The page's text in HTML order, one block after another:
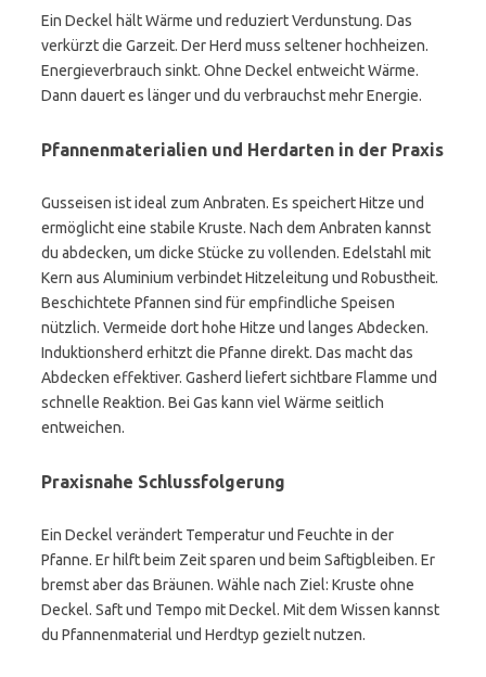
Ein Deckel hält Wärme und reduziert Verdunstung. Das
verkürzt die Garzeit. Der Herd muss seltener hochheizen.
Energieverbrauch sinkt. Ohne Deckel entweicht Wärme.
Dann dauert es länger und du verbrauchst mehr Energie.
Pfannenmaterialien und Herdarten in der Praxis
Gusseisen ist ideal zum Anbraten. Es speichert Hitze und
ermöglicht eine stabile Kruste. Nach dem Anbraten kannst
du abdecken, um dicke Stücke zu vollenden. Edelstahl mit
Kern aus Aluminium verbindet Hitzeleitung und Robustheit.
Beschichtete Pfannen sind für empfindliche Speisen
nützlich. Vermeide dort hohe Hitze und langes Abdecken.
Induktionsherd erhitzt die Pfanne direkt. Das macht das
Abdecken effektiver. Gasherd liefert sichtbare Flamme und
schnelle Reaktion. Bei Gas kann viel Wärme seitlich
entweichen.
Praxisnahe Schlussfolgerung
Ein Deckel verändert Temperatur und Feuchte in der
Pfanne. Er hilft beim Zeit sparen und beim Saftigbleiben. Er
bremst aber das Bräunen. Wähle nach Ziel: Kruste ohne
Deckel. Saft und Tempo mit Deckel. Mit dem Wissen kannst
du Pfannenmaterial und Herdtyp gezielt nutzen.